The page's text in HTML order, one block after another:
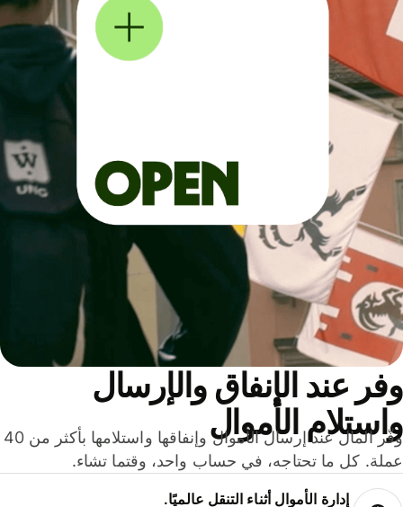
عند الإنفاق والإرسال
الأموال
وفّر المال عند إرسال الأموال وإنفاقها واستلامها بأكثر من 40
كل ما تحتاجه، في حساب واحد، وقتما تشاء.
إدارة الأموال أثناء التنقل عالميًا.